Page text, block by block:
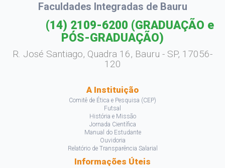
Faculdades Integradas de Bauru
(14) 2109-6200 (GRADUAÇÃO e
PÓS-GRADUAÇÃO)
R. José Santiago, Quadra 16, Bauru - SP, 17056-
120
A Instituição
Comitê de Ética e Pesquisa (CEP)
Futsal
História e Missão
Jornada Científica
Manual do Estudante
Ouvidoria
Relatório de Transparência Salarial
Informações Úteis